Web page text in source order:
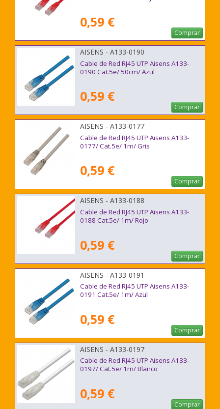
0,59 €
Comprar
AISENS - A133-0190
Cable de Red RJ45 UTP Aisens A133-
0190 Cat.5e/ 50cm/ Azul
0,59 €
Comprar
AISENS - A133-0177
Cable de Red RJ45 UTP Aisens A133-
0177/ Cat.5e/ 1m/ Gris
0,59 €
Comprar
AISENS - A133-0188
Cable de Red RJ45 UTP Aisens A133-
0188 Cat.5e/ 1m/ Rojo
0,59 €
Comprar
AISENS - A133-0191
Cable de Red RJ45 UTP Aisens A133-
0191 Cat.5e/ 1m/ Azul
0,59 €
Comprar
AISENS - A133-0197
Cable de Red RJ45 UTP Aisens A133-
0197/ Cat.5e/ 1m/ Blanco
0,59 €
Comprar